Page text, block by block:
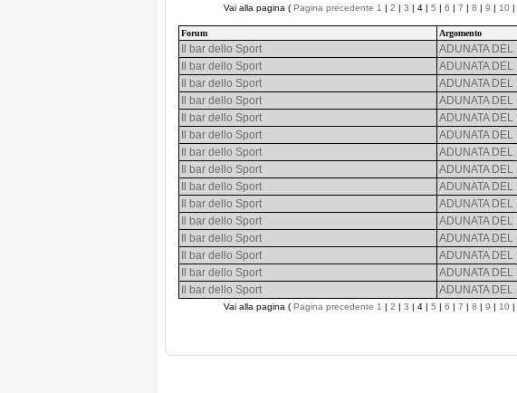
Vai alla pagina ( Pagina precedente 1 | 2 | 3 | 4 | 5 | 6 | 7 | 8 | 9 | 10 |
Forum
Argomento
Il bar dello Sport ADUNATA
Il bar dello Sport
ADUNATA
Il bar dello Sport
ADUNATA
Il bar dello Sport
ADUNATA
Il bar dello Sport
ADUNATA
Il bar dello Sport
ADUNATA
Il bar dello Sport
ADUNATA
Il bar dello Sport
ADUNATA
Il bar dello Sport
ADUNATA
Il bar dello Sport
ADUNATA
Il bar dello Sport
ADUNATA
Il bar dello Sport
ADUNATA
Il bar dello Sport
ADUNATA
Il bar dello Sport
ADUNATA
Il bar dello Sport
ADUNATA
Vai alla pagina ( Pagina precedente 1 | 2 | 3 | 4 | 5 | 6 | 7 | 8 | 9 | 10 |